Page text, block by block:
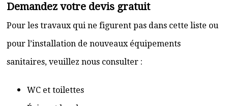
Demandez votre devis gratuit
Pour les travaux qui ne figurent pas dans cette liste ou
pour l’installation de nouveaux équipements
sanitaires, veuillez nous consulter :
WC et toilettes